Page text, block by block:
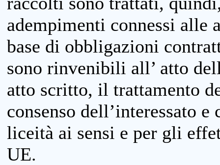
adempimenti connessi
base di obbligazioni
sono rinvenibili all’ atto
atto scritto, il trattamento
consenso dell’interessato
liceità ai sensi e per gli
UE.